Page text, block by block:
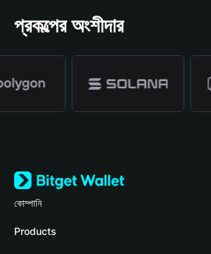
প্রকল্পের অংশীদার
কোম্পানি
Bitget Wallet সম্পর্কে
Products